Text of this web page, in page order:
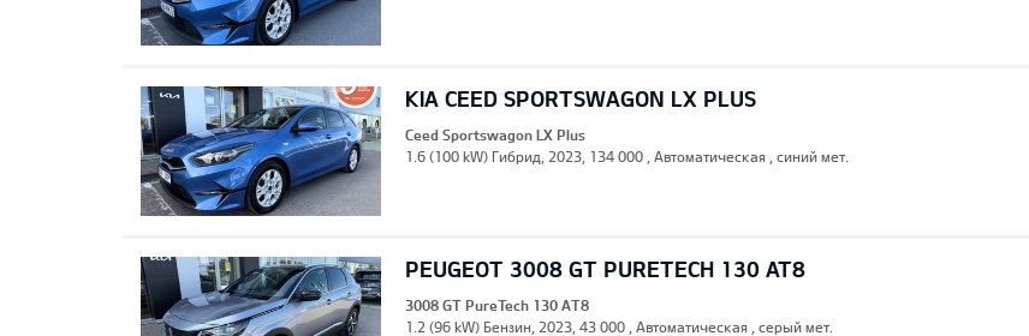
KIA CEED SPORTSWAGON LX PLUS
Ceed Sportswagon LX Plus
1.6 (100 kW) Гибрид, 2023, 134 000 , Автоматическая , синий мет.
PEUGEOT 3008 GT PURETECH 130 AT8
3008 GT PureTech 130 AT8
1.2 (96 kW) Бензин, 2023, 43 000 , Автоматическая , серый мет.